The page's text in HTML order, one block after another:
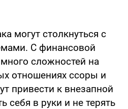
могут столкнуться с
С финансовой
сложностей на
отношениях ссоры и
привести к внезапной
себя в руки и не терять